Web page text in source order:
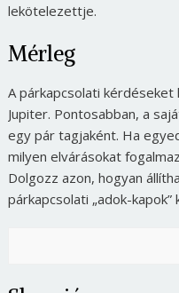
lekötelezettje.
Mérleg
A párkapcsolati
Jupiter. Pontosabban, a
egy pár tagjaként. Ha
milyen elvárásokat
Dolgozz azon, hogyan
párkapcsolati „adok-kapok”